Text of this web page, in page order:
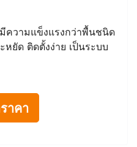
ความแข็งแรงกว่าพื้นชนิด
ยัด ติดตั้งง่าย เป็นระบบ
าคา